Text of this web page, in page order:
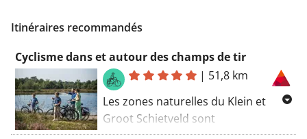
Itinéraires recommandés
Cyclisme dans et autour des champs de tir
| 51,8 km
Les zones naturelles du Klein et
Groot Schietveld sont
principalement connues comme des